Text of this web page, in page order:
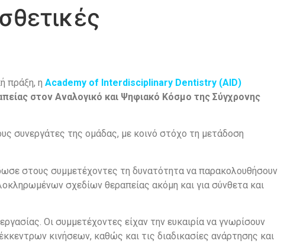
πράξη, η Academy of Interdisciplinary Dentistry (AID)
στον Αναλογικό και Ψηφιακό Κόσμο της Σύγχρονης
συνεργάτες της ομάδας, με κοινό στόχο τη μετάδοση
στους συμμετέχοντες τη δυνατότητα να παρακολουθήσουν
σχεδίων θεραπείας ακόμη και για σύνθετα και
Οι συμμετέχοντες είχαν την ευκαιρία να γνωρίσουν
κινήσεων, καθώς και τις διαδικασίες ανάρτησης και